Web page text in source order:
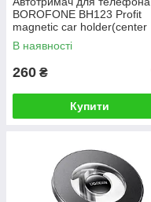
BOROFONE BH123 Profit
magnetic car holder(center
console) black metal gray
В наявності
260 ₴
Купити